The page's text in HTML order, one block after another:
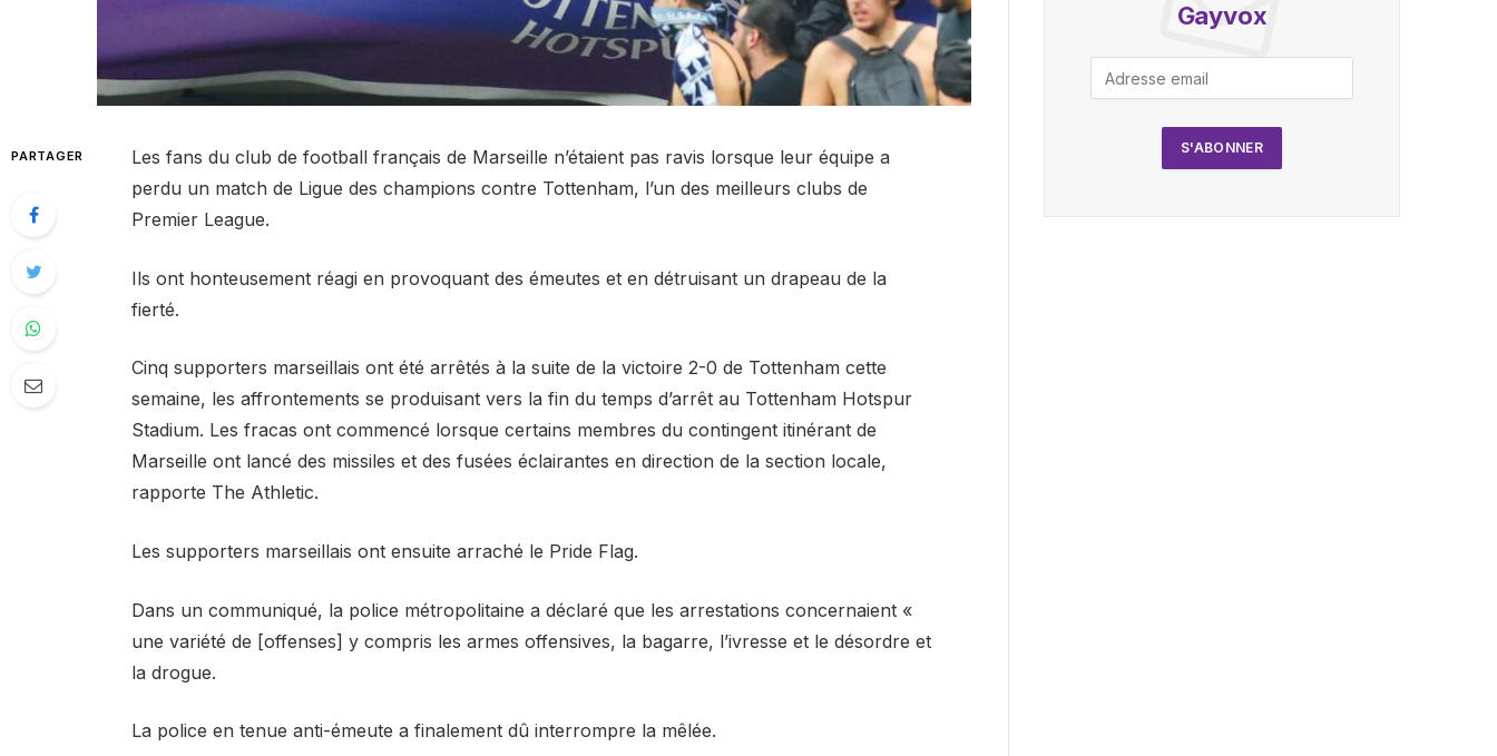
PARTAGER
Les fans du club de football français de Marseille n’étaient pas ravis lorsque leur équipe a
perdu un match de Ligue des champions contre Tottenham, l’un des meilleurs clubs de
Premier League.
Ils ont honteusement réagi en provoquant des émeutes et en détruisant un drapeau de la
fierté.
Cinq supporters marseillais ont été arrêtés à la suite de la victoire 2-0 de Tottenham cette
semaine, les affrontements se produisant vers la fin du temps d’arrêt au Tottenham Hotspur
Stadium. Les fracas ont commencé lorsque certains membres du contingent itinérant de
Marseille ont lancé des missiles et des fusées éclairantes en direction de la section locale,
rapporte The Athletic.
Les supporters marseillais ont ensuite arraché le Pride Flag.
Dans un communiqué, la police métropolitaine a déclaré que les arrestations concernaient «
une variété de [offenses] y compris les armes offensives, la bagarre, l’ivresse et le désordre et
la drogue.
La police en tenue anti-émeute a finalement dû interrompre la mêlée.
Gayvox